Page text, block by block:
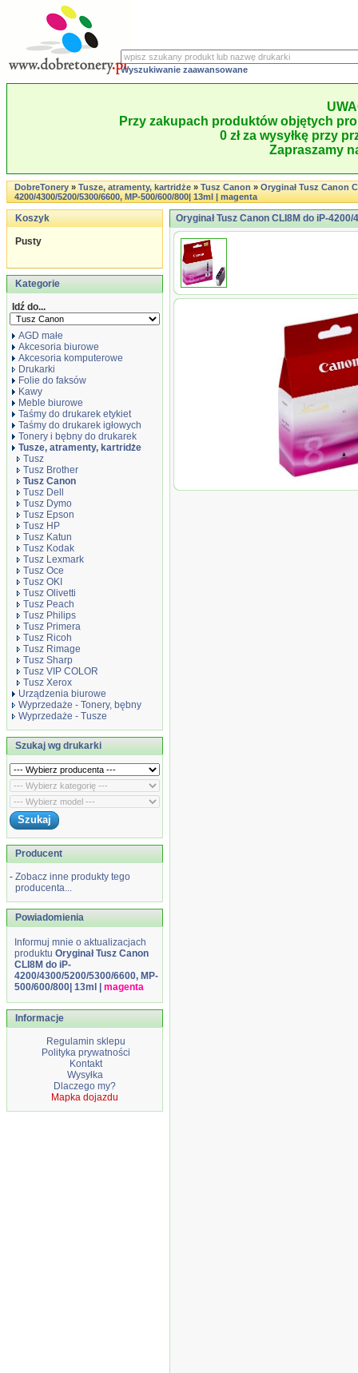
Wyszukiwanie zaawansowane
Przy zakupach produktów objętych
0 zł za wysyłkę przy
Zapraszamy
DobreTonery»Tusze, atramenty, kartridże»Tusz Canon»Oryginał Tusz Canon
4200/4300/5200/5300/6600, MP-500/600/800| 13ml | magenta
Koszyk
Pusty
Kategorie
Idź do...
AGD małe
Akcesoria biurowe
Akcesoria komputerowe
Drukarki
Folie do faksów
Kawy
Meble biurowe
Taśmy do drukarek etykiet
Taśmy do drukarek igłowych
Tonery i bębny do drukarek
Tusze, atramenty, kartridże
Tusz
Tusz Brother
Tusz Canon
Tusz Dell
Tusz Dymo
Tusz Epson
Tusz HP
Tusz Katun
Tusz Kodak
Tusz Lexmark
Tusz Oce
Tusz OKI
Tusz Olivetti
Tusz Peach
Tusz Philips
Tusz Primera
Tusz Ricoh
Tusz Rimage
Tusz Sharp
Tusz VIP COLOR
Tusz Xerox
Urządzenia biurowe
Wyprzedaże - Tonery, bębny
Wyprzedaże - Tusze
Szukaj wg drukarki
Producent
- Zobacz inne produkty tego
producenta...
Powiadomienia
Informuj mnie o aktualizacjach
produktu Oryginał Tusz Canon
CLI8M do iP-
4200/4300/5200/5300/6600, MP-
500/600/800| 13ml | magenta
Informacje
Regulamin sklepu
Polityka prywatności
Kontakt
Wysyłka
Dlaczego my?
Mapka dojazdu
Oryginał Tusz Canon CLI8M do iP-
Oryginał Tusz